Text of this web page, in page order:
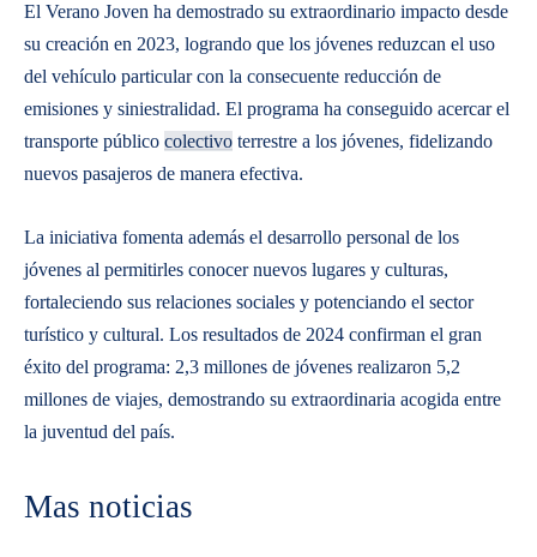
El Verano Joven ha demostrado su extraordinario impacto desde
su creación en 2023, logrando que los jóvenes reduzcan el uso
del vehículo particular con la consecuente reducción de
emisiones y siniestralidad. El programa ha conseguido acercar el
transporte público colectivo terrestre a los jóvenes, fidelizando
nuevos pasajeros de manera efectiva.
La iniciativa fomenta además el desarrollo personal de los
jóvenes al permitirles conocer nuevos lugares y culturas,
fortaleciendo sus relaciones sociales y potenciando el sector
turístico y cultural. Los resultados de 2024 confirman el gran
éxito del programa: 2,3 millones de jóvenes realizaron 5,2
millones de viajes, demostrando su extraordinaria acogida entre
la juventud del país.
Mas noticias